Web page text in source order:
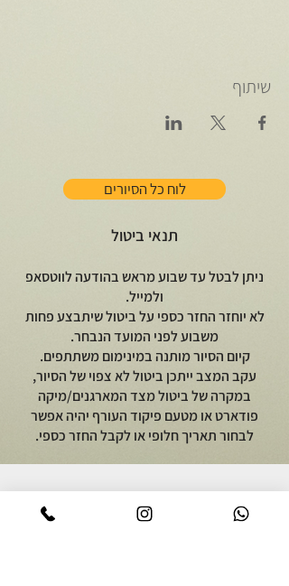
שיתוף
לוח כל הסיורים
תנאי ביטול
ניתן לבטל עד שבוע מראש בהודעה לווטסאפ
ולמייל.
לא יוחזר החזר כספי על ביטול שיתבצע פחות
משבוע לפני המועד הנבחר.
קיום הסיור מותנה במינימום משתתפים.
עקב המצב ייתכן ביטול לא צפוי של הסיור,
במקרה של ביטול מצד המארגנים/מיקה
פודארט או מטעם פיקוד העורף יהיה אפשר
לבחור תאריך חלופי או לקבל החזר כספי.
על מיקה פודארט
יוצאים לאכול